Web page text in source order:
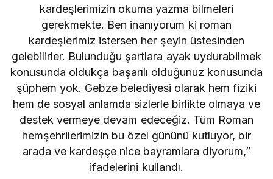
kardeşlerimizin okuma yazma bilmeleri
gerekmekte. Ben inanıyorum ki roman
kardeşlerimiz istersen her şeyin üstesinden
gelebilirler. Bulunduğu şartlara ayak uydurabilmek
konusunda oldukça başarılı olduğunuz konusunda
şüphem yok. Gebze belediyesi olarak hem fiziki
hem de sosyal anlamda sizlerle birlikte olmaya ve
destek vermeye devam edeceğiz. Tüm Roman
hemşehrilerimizin bu özel gününü kutluyor, bir
arada ve kardeşçe nice bayramlara diyorum,”
ifadelerini kullandı.